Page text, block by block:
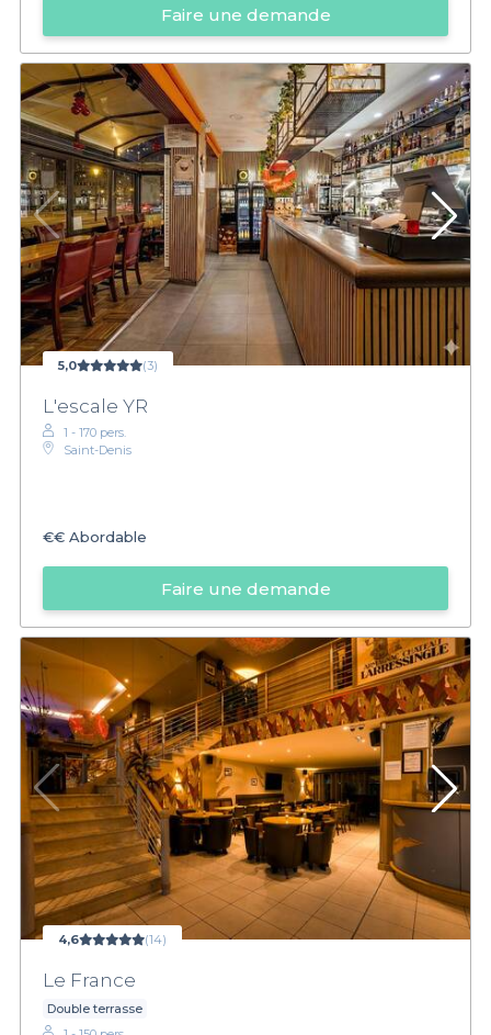
Faire une demande
5,0 (3)
L'escale YR
1 - 170 pers.
Saint-Denis
€€ Abordable
Faire une demande
4,6 (14)
Le France
Double terrasse